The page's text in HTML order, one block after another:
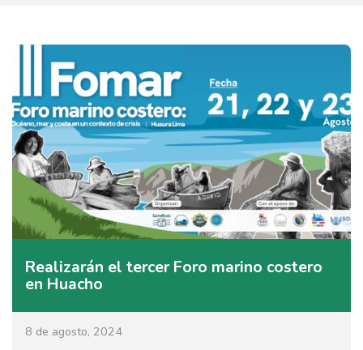
Realizarán el tercer Foro marino costero
en Huacho
8 de agosto, 2024